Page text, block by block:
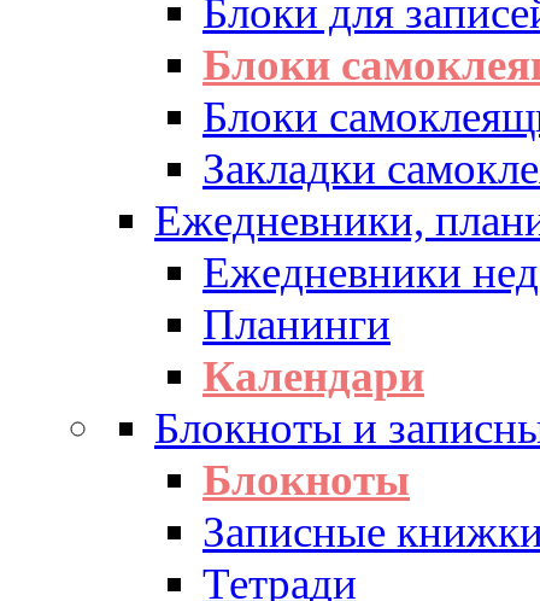
Блоки для
Блоки
Блоки
Закладки
Ежедневники,
Ежедневники
Планинги
Календари
Блокноты и
Блокноты
Записные
Тетради